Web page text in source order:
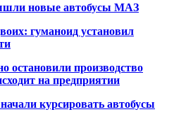
новые автобусы МАЗ
гуманоид установил
остановили производство
на предприятии
курсировать автобусы